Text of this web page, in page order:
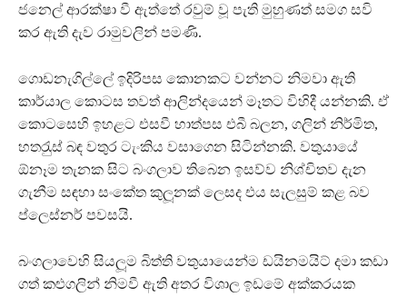
ජනෙල් ආරක්ෂා වී ඇත්තේ රවුම් වූ පැති මුහුණත් සමග සවි
කර ඇති දැව රාමුවලින් පමණි.
ගොඩනැගිල්ලේ ඉදිරිපස කොනකට වන්නට නිමවා ඇති
කාර්යාල කොටස තවත් ආලින්දයෙන් මෑතට විහිදී යන්නකි. ඒ
කොටසෙහි ඉහළට එසවී හාත්පස එබී බලන, ගලින් නිර්මිත,
හතරැුස් බඳ වතුර ටැංකිය වසාගෙන සිටින්නකි. වතුයායේ
ඕනෑම තැනක සිට බංගලාව තිබෙන ඉසව්ව නිශ්චිතව දැන
ගැනීම සඳහා සංකේත කුලූනක් ලෙසද එය සැලසුම් කළ බව
ප්ලෙස්නර් පවසයි.
බංගලාවෙහි සියලූම බිත්ති වතුයායෙන්ම ඩයිනමයිට් දමා කඩා
ගත් කළුගලින් නිමවී ඇති අතර විශාල ඉඩමේ අක්කරයක